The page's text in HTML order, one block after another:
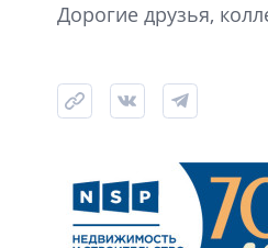
Дорогие друзья,